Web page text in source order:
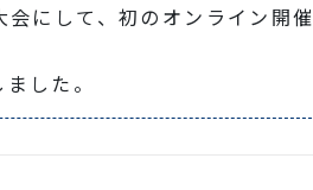
にして、初のオンライン開催
した。